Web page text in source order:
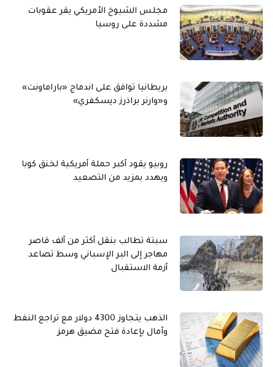
مجلس الشيوخ الأمريكي يقر عقوبات
مشددة على روسيا
بريطانيا توافق على اندماج «باراماونت»
و«وارنر براذرز ديسكفري»
روبيو يقود أكبر حملة أمريكية لخنق كوبا
ويهدد بمزيد من التصعيد
سبتة تطالب بنقل أكثر من ألف قاصر
مهاجر إلى البر الإسباني وسط تصاعد
أزمة الاستقبال
الذهب يتجاوز 4300 دولار مع تراجع النفط
وآمال بإعادة فتح مضيق هرمز